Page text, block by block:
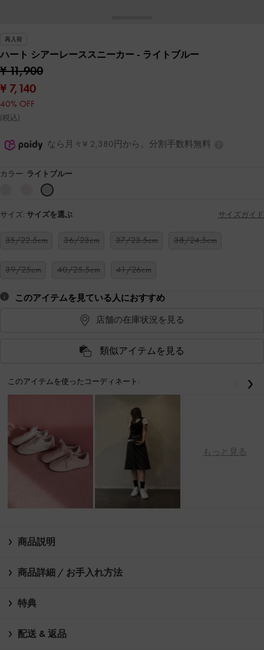
再入荷
ハート シアーレーススニーカー - ライトブルー
¥ 11,900
¥ 7,140
40% OFF
(税込)
なら月々¥ 2,380円から。分割手数料無料
カラー: ライトブルー
サイズ: サイズを選ぶ サイズガイド
35/22.5cm 36/23cm 37/23.5cm 38/24.5cm
39/25cm 40/25.5cm 41/26cm
このアイテムを見ている人におすすめ
店舗の在庫状況を見る
類似アイテムを見る
このアイテムを使ったコーディネート:
もっと見る
戻る
商品説明
商品詳細 / お手入れ方法
特典
配送 & 返品